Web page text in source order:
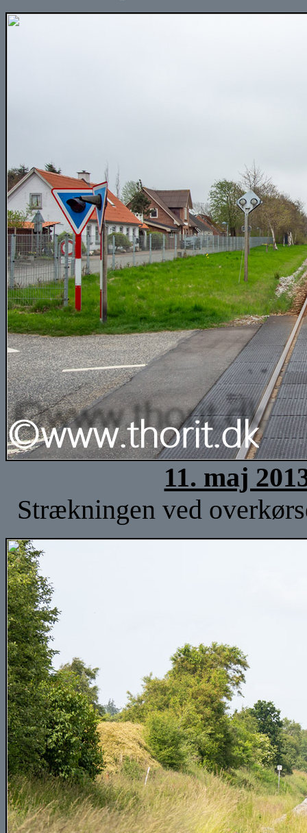
11. maj
Strækningen ved